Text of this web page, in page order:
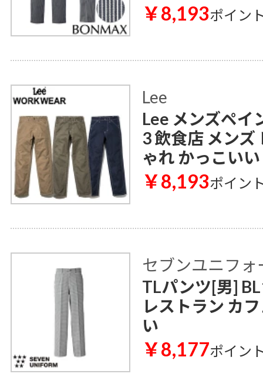
￥8,193ポイン
Lee
Lee メンズペイ
3 飲食店 メンズ
ゃれ かっこいい
￥8,193ポイン
セブンユニフォ
TLパンツ[男]
レストラン カ
い
￥8,177ポイン